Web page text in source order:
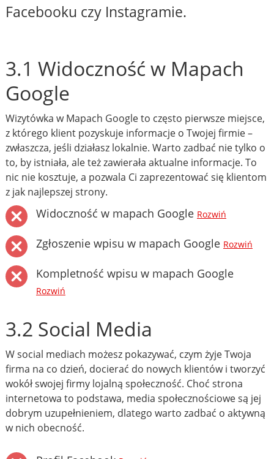
Facebooku czy Instagramie.
3.1 Widoczność w Mapach
Google
Wizytówka w Mapach Google to często pierwsze miejsce,
z którego klient pozyskuje informacje o Twojej firmie –
zwłaszcza, jeśli działasz lokalnie. Warto zadbać nie tylko o
to, by istniała, ale też zawierała aktualne informacje. To
nic nie kosztuje, a pozwala Ci zaprezentować się klientom
z jak najlepszej strony.
Widoczność w mapach Google Rozwiń
Zgłoszenie wpisu w mapach Google Rozwiń
Kompletność wpisu w mapach Google
Rozwiń
3.2 Social Media
W social mediach możesz pokazywać, czym żyje Twoja
firma na co dzień, docierać do nowych klientów i tworzyć
wokół swojej firmy lojalną społeczność. Choć strona
internetowa to podstawa, media społecznościowe są jej
dobrym uzupełnieniem, dlatego warto zadbać o aktywną
w nich obecność.